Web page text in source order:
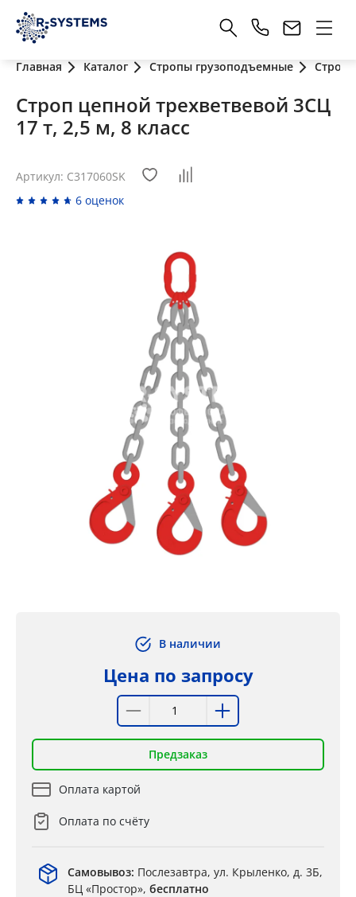
Главная Каталог Стропы грузоподъемные
Строп цепной трехветвевой 3СЦ
17 т, 2,5 м, 8 класс
Артикул: C317060SK
6 оценок
В наличии
Цена по запросу
Предзаказ
Оплата картой
Оплата по счёту
Самовывоз: Послезавтра, ул. Крыленко, д. 3Б,
БЦ «Простор», бесплатно